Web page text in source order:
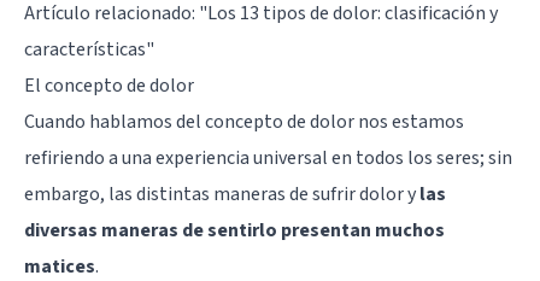
Artículo relacionado: "Los 13 tipos de dolor: clasificación y
características"
El concepto de dolor
Cuando hablamos del concepto de dolor nos estamos
refiriendo a una experiencia universal en todos los seres; sin
embargo, las distintas maneras de sufrir dolor ylas
diversas maneras de sentirlo presentan muchos
matices.